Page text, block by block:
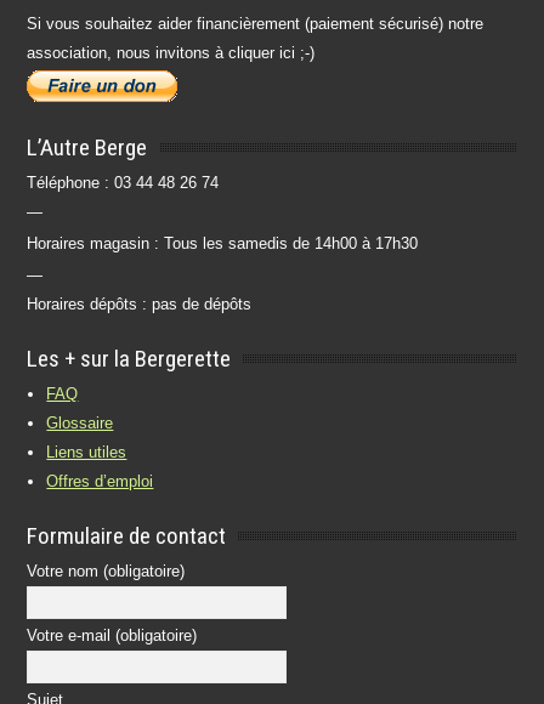
Si vous souhaitez aider financièrement (paiement sécurisé) notre
association, nous invitons à cliquer ici ;-)
L’Autre Berge
Téléphone : 03 44 48 26 74
—
Horaires magasin : Tous les samedis de 14h00 à 17h30
—
Horaires dépôts : pas de dépôts
Les + sur la Bergerette
FAQ
Glossaire
Liens utiles
Offres d’emploi
Formulaire de contact
Votre nom (obligatoire)
Votre e-mail (obligatoire)
Sujet